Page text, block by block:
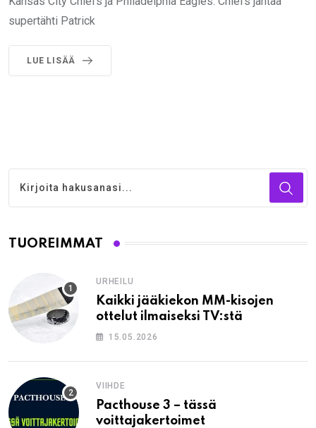
supertähti Patrick
LUE LISÄÄ
TUOREIMMAT
URHEILU
Kaikki jääkiekon MM-kisojen
ottelut ilmaiseksi TV:stä
15.05.2026
VIIHDE
Pacthouse 3 – tässä
voittajakertoimet